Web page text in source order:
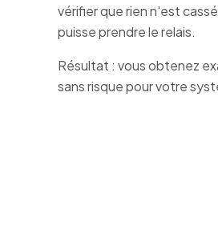
vérifier que rien n'est
puisse prendre le relais.
Résultat : vous obtenez
sans risque pour votre